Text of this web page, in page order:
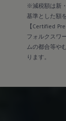
※減税額は新
基準とした額
【Certified
フォルクスワ
ムの都合等や
ります。